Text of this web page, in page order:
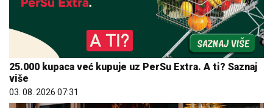
25.000 kupaca već kupuje uz PerSu Extra. A ti? Saznaj
više
03. 08. 2026 07:31